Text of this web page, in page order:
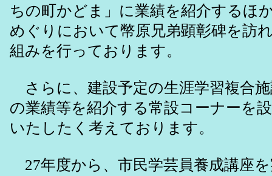
ちの町かどま」に業績を紹介するほ
めぐりにおいて幣原兄弟顕彰碑を訪
組みを行っております。
さらに、建設予定の生涯学習複合
の業績等を紹介する常設コーナーを
いたしたく考えております。
27年度から、市民学芸員養成講座